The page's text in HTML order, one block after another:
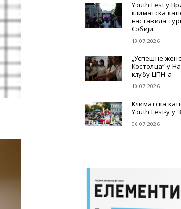
Youth Fest у
климатска
наставила
Србији
13.07.2026
„Успешне жене
Костолца“ у
клубу ЦПН-а
10.07.2026
Климатска
Youth Fest-у у
06.07.2026